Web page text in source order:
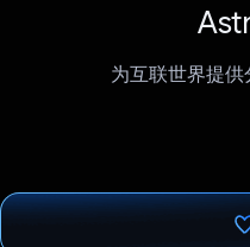
为互联世界提供